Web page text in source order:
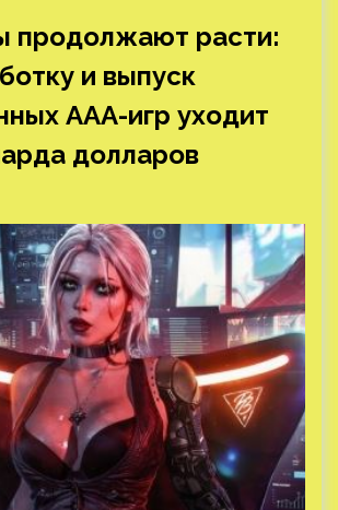
продолжают расти:
и выпуск
ААА-игр уходит
долларов